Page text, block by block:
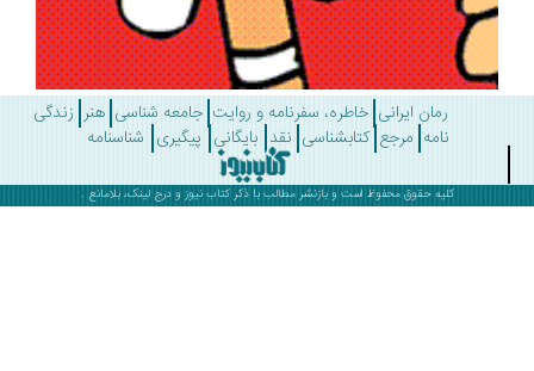
رمان ایرانی خاطره، سفرنامه و روایت جامعه شناسی هنر زندگی
مرجع کتابشناسی نقد بایگانی پیگیری شناسنامه
کلیه حقوق محفوظ است و بازنشر مطالب با ذکرکتاب نیوزو درج لینک، بلامانع .